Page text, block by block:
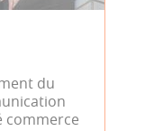
du
commerce